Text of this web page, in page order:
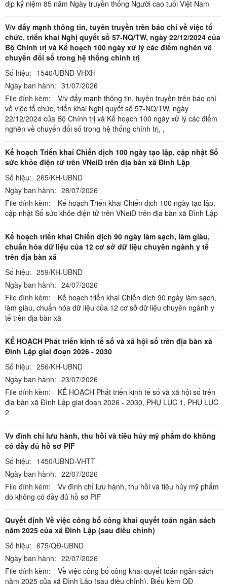
dịp kỷ niệm 85 năm Ngày truyền thống Người cao tuổi Việt Nam
V/v đẩy mạnh thông tin, tuyên truyền trên báo chí về việc tổ
chức, triển khai Nghị quyết số 57-NQ/TW, ngày 22/12/2024 của
Bộ Chính trị và Kế hoạch 100 ngày xử lý các điểm nghẽn về
chuyển đổi số trong hệ thống chính trị
Số hiệu: 1540/UBND-VHXH
Ngày ban hành: 31/07/2026
File đính kèm:
V/v đẩy mạnh thông tin, tuyên truyền trên báo chí
về việc tổ chức, triển khai Nghị quyết số 57-NQ/TW, ngày
22/12/2024 của Bộ Chính trị và Kế hoạch 100 ngày xử lý các điểm
nghẽn về chuyển đổi số trong hệ thống chính trị, ,
Kế hoạch Triển khai Chiến dịch 100 ngày tạo lập, cập nhật Sổ
sức khỏe điện tử trên VNeiD trên địa bàn xã Đình Lập
Số hiệu: 265/KH-UBND
Ngày ban hành: 28/07/2026
File đính kèm:
Kế hoạch Triển khai Chiến dịch 100 ngày tạo lập,
cập nhật Sổ sức khỏe điện tử trên VNeiD trên địa bàn xã Đình Lập
Kế hoạch triển khai Chiến dịch 90 ngày làm sạch, làm giàu,
chuẩn hóa dữ liệu của 12 cơ sở dữ liệu chuyên ngành y tế
trên địa bàn xã
Số hiệu: 259/KH-UBND
Ngày ban hành: 24/07/2026
File đính kèm:
Kế hoạch triển khai Chiến dịch 90 ngày làm sạch,
làm giàu, chuẩn hóa dữ liệu của 12 cơ sở dữ liệu chuyên ngành y
tế trên địa bàn xã
KẾ HOẠCH Phát triển kinh tế số và xã hội số trên địa bàn xã
Đình Lập giai đoạn 2026 - 2030
Số hiệu: 256/KH-UBND
Ngày ban hành: 23/07/2026
File đính kèm:
KẾ HOẠCH Phát triển kinh tế số và xã hội số trên
địa bàn xã Đình Lập giai đoạn 2026 - 2030, PHỤ LỤC 1, PHỤ LỤC
2
Vv đình chỉ lưu hành, thu hồi và tiêu hủy mỹ phẩm do không
có đầy đủ hồ sơ PIF
Số hiệu: 1450/UBND-VHTT
Ngày ban hành: 22/07/2026
File đính kèm:
Vv đình chỉ lưu hành, thu hồi và tiêu hủy mỹ phẩm
do không có đầy đủ hồ sơ PIF
Quyết định Về việc công bố công khai quyết toán ngân sách
năm 2025 của xã Đình Lập (sau điều chỉnh)
Số hiệu: 675/QĐ-UBND
Ngày ban hành: 22/07/2026
File đính kèm:
Về việc công bố công khai quyết toán ngân sách
năm 2025 của xã Đình Lập (sau điều chỉnh), Biểu kèm QĐ